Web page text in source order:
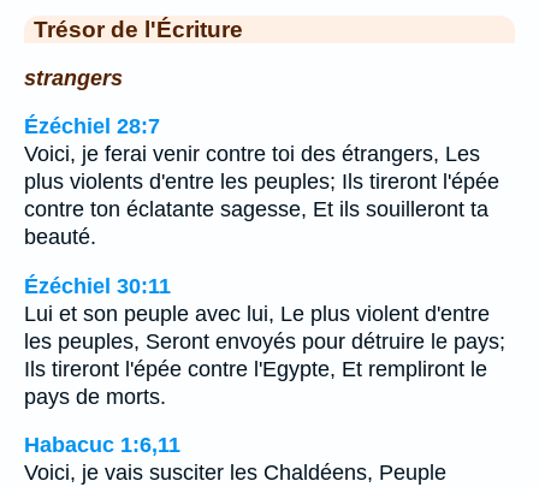
Trésor de l'Écriture
strangers
Ézéchiel 28:7
Voici, je ferai venir contre toi des étrangers, Les
plus violents d'entre les peuples; Ils tireront l'épée
contre ton éclatante sagesse, Et ils souilleront ta
beauté.
Ézéchiel 30:11
Lui et son peuple avec lui, Le plus violent d'entre
les peuples, Seront envoyés pour détruire le pays;
Ils tireront l'épée contre l'Egypte, Et rempliront le
pays de morts.
Habacuc 1:6,11
Voici, je vais susciter les Chaldéens, Peuple